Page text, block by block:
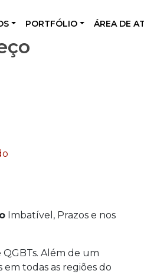
PORTFÓLIO ÁREA DE
Imbatível, Prazos e nos
Além de um
todas as regiões do